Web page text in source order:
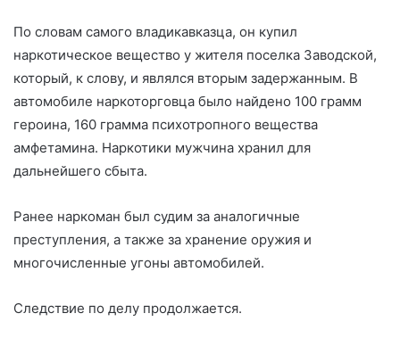
По словам самого владикавказца, он купил
наркотическое вещество у жителя поселка Заводской,
который, к слову, и являлся вторым задержанным. В
автомобиле наркоторговца было найдено 100 грамм
героина, 160 грамма психотропного вещества
амфетамина. Наркотики мужчина хранил для
дальнейшего сбыта.
Ранее наркоман был судим за аналогичные
преступления, а также за хранение оружия и
многочисленные угоны автомобилей.
Следствие по делу продолжается.